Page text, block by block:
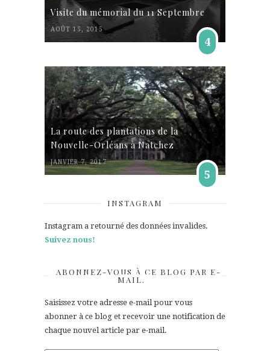
Visite du mémorial du 11 Septembre
AOÛT 15, 2015
4
La route des plantations de la
Nouvelle-Orléans à Natchez
JANVIER 7, 2017
5
INSTAGRAM
Instagram a retourné des données invalides.
Suivez nous!
ABONNEZ-VOUS À CE BLOG PAR E-
MAIL.
Saisissez votre adresse e-mail pour vous
abonner à ce blog et recevoir une notification de
chaque nouvel article par e-mail.